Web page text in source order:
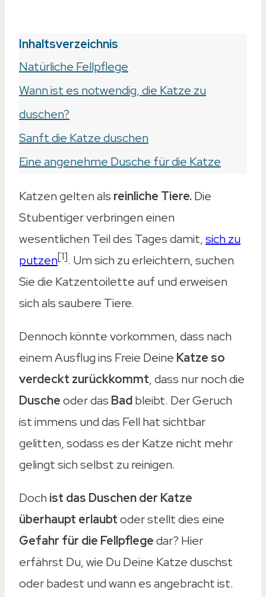
Inhaltsverzeichnis
Natürliche Fellpflege
Wann ist es notwendig, die Katze zu
duschen?
Sanft die Katze duschen
Eine angenehme Dusche für die Katze
Katzen gelten als reinliche Tiere.Die
Stubentiger verbringen einen
wesentlichen Teil des Tages damit,sich zu
putzen[1]. Um sich zu erleichtern, suchen
Sie die Katzentoilette auf und erweisen
sich als saubere Tiere.
Dennoch könnte vorkommen, dass nach
einem Ausflug ins Freie Deine Katze so
verdeckt zurückkommt, dass nur noch die
Duscheoder das Badbleibt. Der Geruch
ist immens und das Fell hat sichtbar
gelitten, sodass es der Katze nicht mehr
gelingt sich selbst zu reinigen.
Dochist das Duschen der Katze
überhaupt erlaubtoder stellt dies eine
Gefahr für die Fellpflegedar? Hier
erfährst Du, wie Du Deine Katze duschst
oder badest und wann es angebracht ist.